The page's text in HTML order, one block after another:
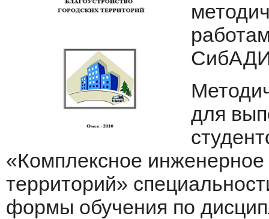
для
«Комплексное инженерное
территорий»
формы обучения по